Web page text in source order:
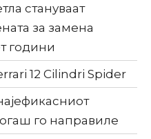
стануваат
за замена
години
12 Cilindri Spider
го направиле